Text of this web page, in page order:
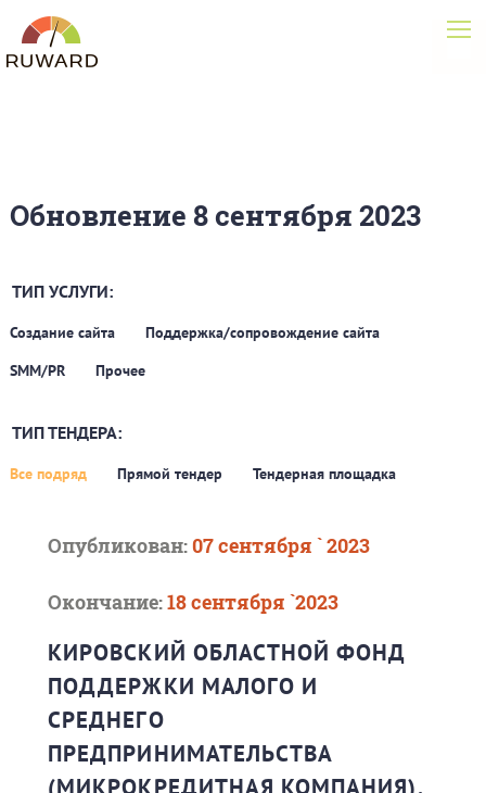
Обновление 8 сентября 2023
ТИП УСЛУГИ:
Создание сайта
Поддержка/сопровождение сайта
SMM/PR
Прочее
ТИП ТЕНДЕРА:
Все подряд Прямой тендер Тендерная площадка
Опубликован:07 сентября ` 2023
Окончание:18 сентября `2023
КИРОВСКИЙ ОБЛАСТНОЙ ФОНД
ПОДДЕРЖКИ МАЛОГО И
СРЕДНЕГО
ПРЕДПРИНИМАТЕЛЬСТВА
(МИКРОКРЕДИТНАЯ КОМПАНИЯ),